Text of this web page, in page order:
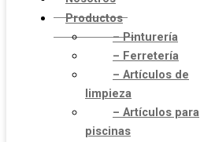
Productos
– Pinturería
– Ferretería
– Artículos de
limpieza
– Artículos para
piscinas